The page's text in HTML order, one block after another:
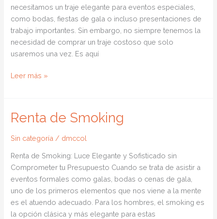
necesitamos un traje elegante para eventos especiales,
como bodas, fiestas de gala o incluso presentaciones de
trabajo importantes. Sin embargo, no siempre tenemos la
necesidad de comprar un traje costoso que solo
usaremos una vez. Es aquí
Renta
de
Ti
Leer más »
Renta de Smoking
Sin categoría / dmccol
Renta de Smoking: Luce Elegante y Sofisticado sin
Comprometer tu Presupuesto Cuando se trata de asistir a
eventos formales como galas, bodas o cenas de gala,
uno de los primeros elementos que nos viene a la mente
es el atuendo adecuado. Para los hombres, el smoking es
la opción clásica y más elegante para estas